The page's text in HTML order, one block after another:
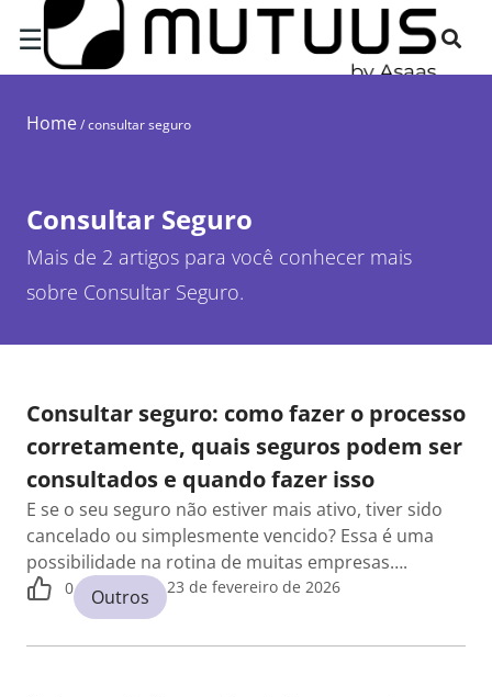
☰
Home/consultar seguro
Consultar Seguro
Mais de 2 artigos para você conhecer mais
sobre Consultar Seguro.
Consultar seguro: como fazer o processo
corretamente, quais seguros podem ser
consultados e quando fazer isso
E se o seu seguro não estiver mais ativo, tiver sido
cancelado ou simplesmente vencido? Essa é uma
possibilidade na rotina de muitas empresas….
0 Outros 23 de fevereiro de 2026